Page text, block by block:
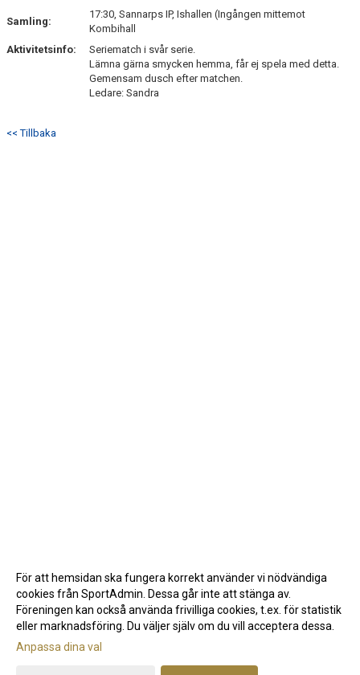
Samling:
17:30, Sannarps IP, Ishallen (Ingången mittemot
Kombihall
Aktivitetsinfo:
Seriematch i svår serie.
Lämna gärna smycken hemma, får ej spela med detta.
Gemensam dusch efter matchen.
Ledare: Sandra
<< Tillbaka
Gå till Webbversion
För att hemsidan ska fungera korrekt använder vi nödvändiga
cookies från SportAdmin. Dessa går inte att stänga av.
Föreningen kan också använda frivilliga cookies, t.ex. för statistik
eller marknadsföring. Du väljer själv om du vill acceptera dessa.
Anpassa dina val